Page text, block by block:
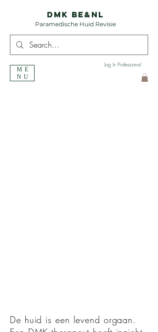
DMK BE&NL
Paramedische Huid Revisie
ME
NU
Log In Professional
De huid is een levend orgaan.